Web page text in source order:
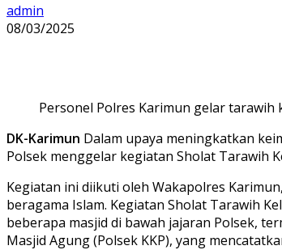
admin
08/03/2025
Personel Polres Karimun gelar tarawih
DK-Karimun Dalam upaya meningkatkan
Polsek menggelar kegiatan Sholat Tarawih
Kegiatan ini diikuti oleh Wakapolres
beragama Islam. Kegiatan Sholat Tarawih
beberapa masjid di bawah jajaran Polsek,
Masjid Agung (Polsek KKP), yang